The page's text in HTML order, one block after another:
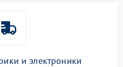
и электроники